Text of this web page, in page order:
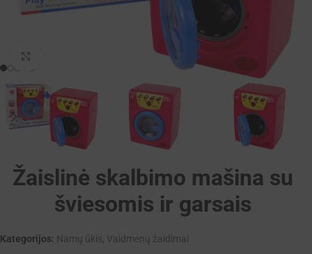
Žaislinė skalbimo mašina su
šviesomis ir garsais
Kategorijos: Namų ūkis, Vaidmenų žaidimai